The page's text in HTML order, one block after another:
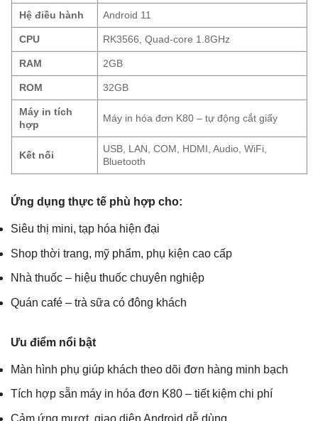
Hệ điều hành Android 11
CPU RK3566, Quad-core 1.8GHz
RAM 2GB
ROM 32GB
Máy in tích
hợp
Máy in hóa đơn K80 – tự động cắt giấy
Kết nối
USB, LAN, COM, HDMI, Audio, WiFi,
Bluetooth
Ứng dụng thực tế phù hợp cho:
Siêu thị mini, tạp hóa hiện đại
Shop thời trang, mỹ phẩm, phụ kiện cao cấp
Nhà thuốc – hiệu thuốc chuyên nghiệp
Quán café – trà sữa có đông khách
Ưu điểm nổi bật
Màn hình phụ giúp khách theo dõi đơn hàng minh bạch
Tích hợp sẵn máy in hóa đơn K80 – tiết kiệm chi phí
Cảm ứng mượt, giao diện Android dễ dùng